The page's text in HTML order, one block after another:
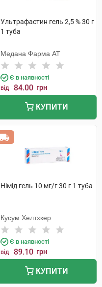
Ультрафастин гель 2,5 % 30 г
1 туба
Медана Фарма АТ
Є в наявності
від 84.00 грн
КУПИТИ
Німід гель 10 мг/г 30 г 1 туба
Кусум Хелтхкер
Є в наявності
від 89.10 грн
КУПИТИ